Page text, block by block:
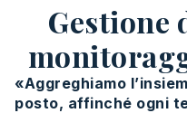
Gestione
«Aggreghiamo
posto, affinché ogni